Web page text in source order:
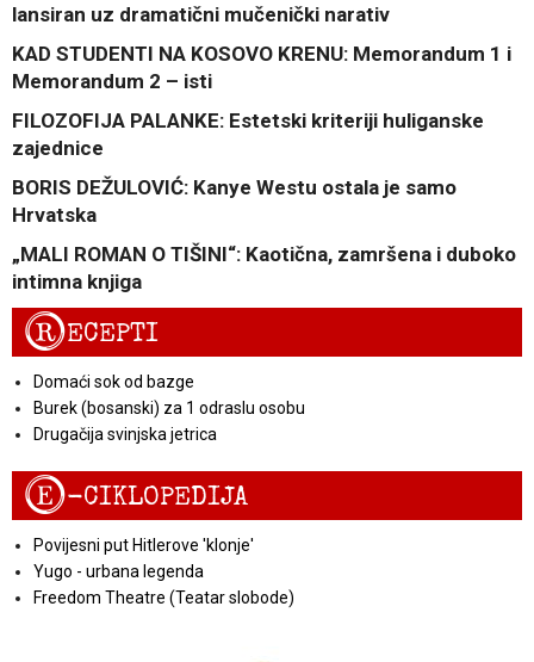
lansiran uz dramatični mučenički narativ
KAD STUDENTI NA KOSOVO KRENU: Memorandum 1 i
Memorandum 2 – isti
FILOZOFIJA PALANKE: Estetski kriteriji huliganske
zajednice
BORIS DEŽULOVIĆ: Kanye Westu ostala je samo
Hrvatska
„MALI ROMAN O TIŠINI“: Kaotična, zamršena i duboko
intimna knjiga
RECEPTI
Domaći sok od bazge
Burek (bosanski) za 1 odraslu osobu
Drugačija svinjska jetrica
E-CIKLOPEDIJA
Povijesni put Hitlerove 'klonje'
Yugo - urbana legenda
Freedom Theatre (Teatar slobode)